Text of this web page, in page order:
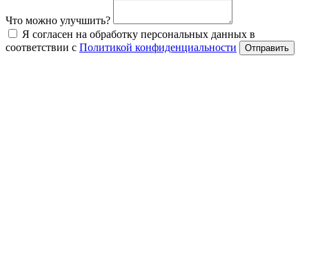
Что можно улучшить?
Я согласен на обработку персональных данных в
соответствии с Политикой конфиденциальности Отправить